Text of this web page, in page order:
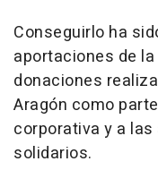
Conseguirlo ha
aportaciones de
donaciones
Aragón como
corporativa y a
solidarios.